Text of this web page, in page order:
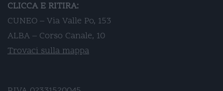
CLICCA E RITIRA:
CUNEO – Via Valle Po, 153
ALBA – Corso Canale, 10
Trovaci sulla mappa